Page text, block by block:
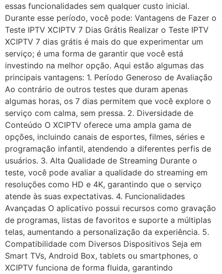
essas funcionalidades sem qualquer custo inicial.
Durante esse período, você pode: Vantagens de Fazer o
Teste IPTV XCIPTV 7 Dias Grátis Realizar o Teste IPTV
XCIPTV 7 dias grátis é mais do que experimentar um
serviço; é uma forma de garantir que você está
investindo na melhor opção. Aqui estão algumas das
principais vantagens: 1. Período Generoso de Avaliação
Ao contrário de outros testes que duram apenas
algumas horas, os 7 dias permitem que você explore o
serviço com calma, sem pressa. 2. Diversidade de
Conteúdo O XCIPTV oferece uma ampla gama de
opções, incluindo canais de esportes, filmes, séries e
programação infantil, atendendo a diferentes perfis de
usuários. 3. Alta Qualidade de Streaming Durante o
teste, você pode avaliar a qualidade do streaming em
resoluções como HD e 4K, garantindo que o serviço
atende às suas expectativas. 4. Funcionalidades
Avançadas O aplicativo possui recursos como gravação
de programas, listas de favoritos e suporte a múltiplas
telas, aumentando a personalização da experiência. 5.
Compatibilidade com Diversos Dispositivos Seja em
Smart TVs, Android Box, tablets ou smartphones, o
XCIPTV funciona de forma fluida, garantindo